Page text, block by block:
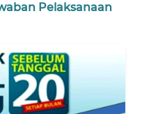
Pelaksanaan